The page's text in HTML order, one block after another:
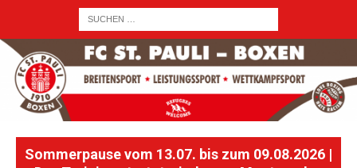
Sommerpause vom 13.07. bis zum 09.08.2026 |